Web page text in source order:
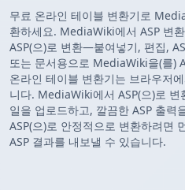
무료 온라인 테이블 변환기로
환하세요. MediaWiki에서 ASP 변
ASP(으)로 변환—붙여넣기, 편집,
또는 문서용으로 MediaWiki을(를)
온라인 테이블 변환기는 브라우저
니다. MediaWiki에서 ASP(으)로
일을 업로드하고, 깔끔한 ASP 출
ASP(으)로 안정적으로 변환하려면
ASP 결과를 내보낼 수 있습니다.